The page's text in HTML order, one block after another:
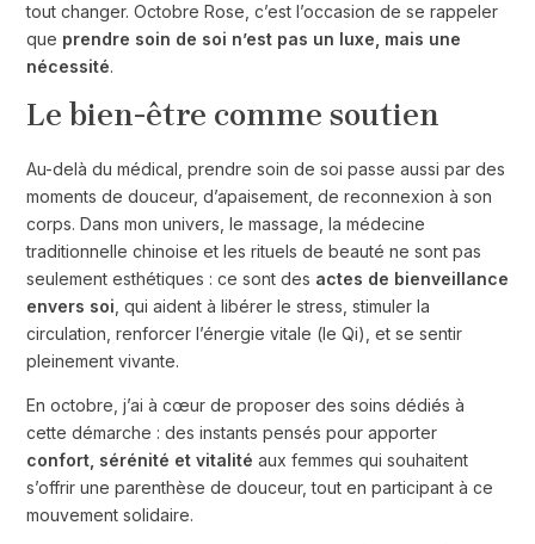
tout changer. Octobre Rose, c’est l’occasion de se rappeler
que prendre soin de soi n’est pas un luxe, mais une
nécessité.
Le bien-être comme soutien
Au-delà du médical, prendre soin de soi passe aussi par des
moments de douceur, d’apaisement, de reconnexion à son
corps. Dans mon univers, le massage, la médecine
traditionnelle chinoise et les rituels de beauté ne sont pas
seulement esthétiques : ce sont des actes de bienveillance
envers soi , qui aident à libérer le stress, stimuler la
circulation, renforcer l’énergie vitale (le Qi), et se sentir
pleinement vivante.
En octobre, j’ai à cœur de proposer des soins dédiés à
cette démarche : des instants pensés pour apporter
confort, sérénité et vitalité aux femmes qui souhaitent
s’offrir une parenthèse de douceur, tout en participant à ce
mouvement solidaire.